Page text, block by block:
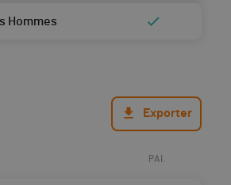
Hommes
Exporter
PAI.